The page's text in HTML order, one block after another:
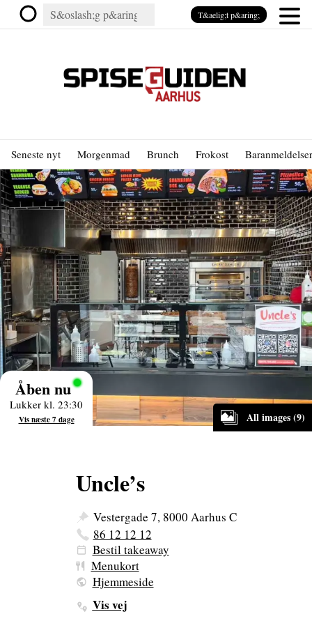
Seneste nyt Morgenmad Brunch Frokost Baranmeldelser
All images (9)
Åben nu
Lukker kl. 23:30
Vis næste 7 dage
Uncle’s
Vestergade 7, 8000 Aarhus C
86 12 12 12
Bestil takeaway
Menukort
Hjemmeside
Vis vej
T&aelig;t p&aring;